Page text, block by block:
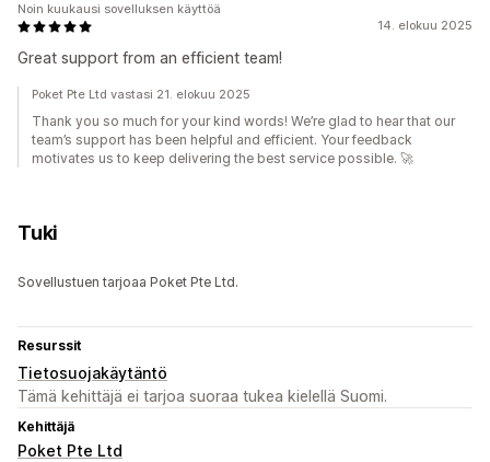
14. elokuu 2025
Great support from an efficient team!
Noin kuukausi sovelluksen käyttöä
Poket Pte Ltd vastasi 21. elokuu 2025
Thank you so much for your kind words! We’re glad to hear that our
team’s support has been helpful and efficient. Your feedback
motivates us to keep delivering the best service possible. 🚀
Tuki
Sovellustuen tarjoaa Poket Pte Ltd.
Resurssit
Tietosuojakäytäntö
Tämä kehittäjä ei tarjoa suoraa tukea kielellä Suomi.
Kehittäjä
Poket Pte Ltd